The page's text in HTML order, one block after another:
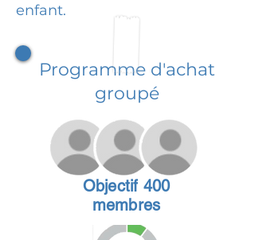
enfant.
Programme d'achat
groupé
Objectif 400
membres